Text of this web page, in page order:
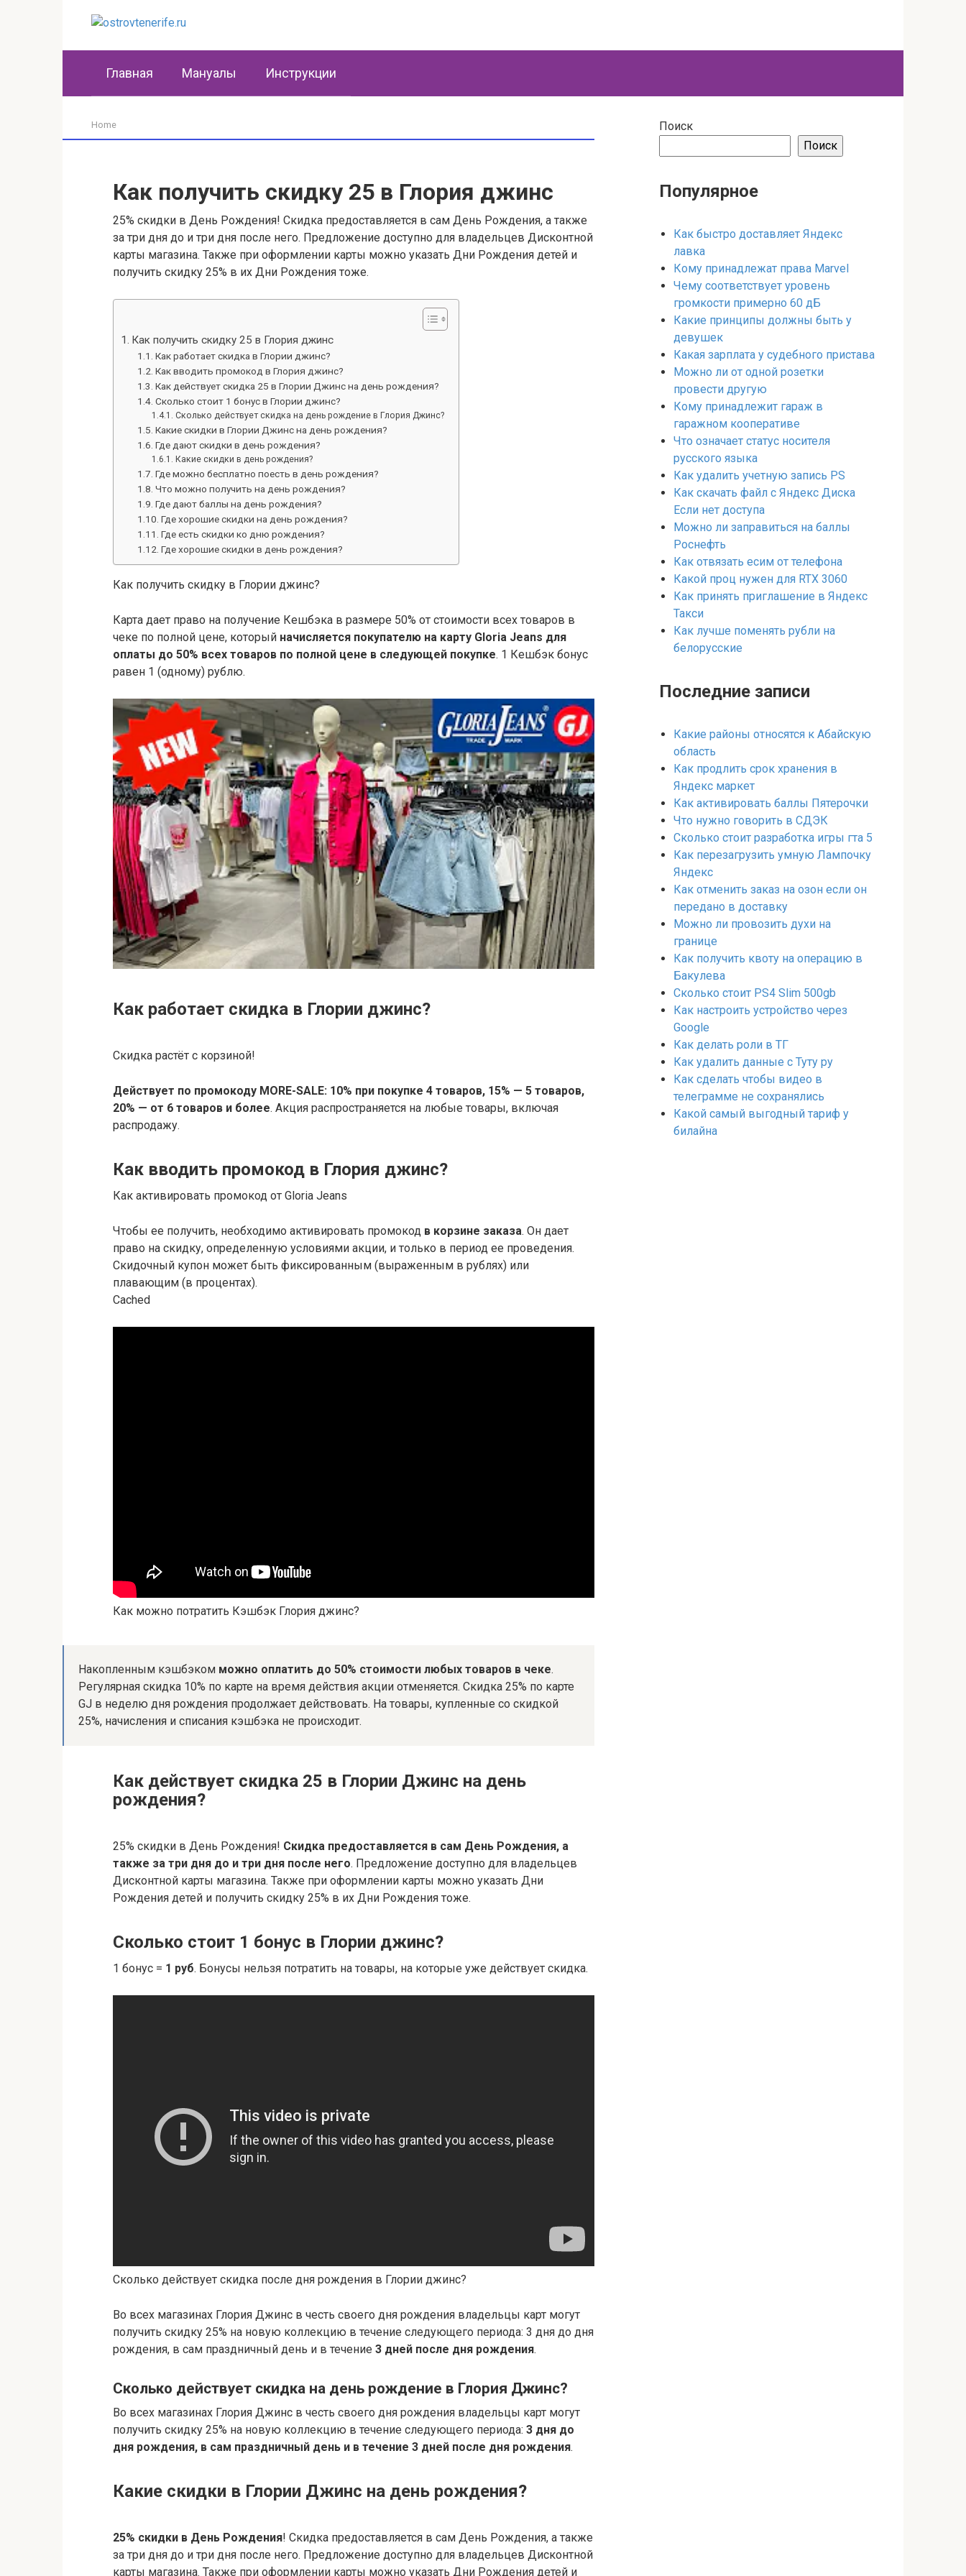
Главная Мануалы Инструкции
Home
Как получить скидку 25 в Глория джинс
25% скидки в День Рождения! Скидка предоставляется в сам День Рождения, а также
за три дня до и три дня после него. Предложение доступно для владельцев Дисконтной
карты магазина. Также при оформлении карты можно указать Дни Рождения детей и
получить скидку 25% в их Дни Рождения тоже.
Как получить скидку 25 в Глория джинс
Как работает скидка в Глории джинс?
Как вводить промокод в Глория джинс?
Как действует скидка 25 в Глории Джинс на день рождения?
Сколько стоит 1 бонус в Глории джинс?
Сколько действует скидка на день рождение в Глория Джинс?
Какие скидки в Глории Джинс на день рождения?
Где дают скидки в день рождения?
Какие скидки в день рождения?
Где можно бесплатно поесть в день рождения?
Что можно получить на день рождения?
Где дают баллы на день рождения?
Где хорошие скидки на день рождения?
Где есть скидки ко дню рождения?
Где хорошие скидки в день рождения?
Как получить скидку в Глории джинс?
Карта дает право на получение Кешбэка в размере 50% от стоимости всех товаров в
чеке по полной цене, который начисляется покупателю на карту Gloria Jeans для
оплаты до 50% всех товаров по полной цене в следующей покупке. 1 Кешбэк бонус
равен 1 (одному) рублю.
Как работает скидка в Глории джинс?
Скидка растёт с корзиной!
Действует по промокоду MORE-SALE: 10% при покупке 4 товаров, 15% — 5 товаров,
20% — от 6 товаров и более. Акция распространяется на любые товары, включая
распродажу.
Как вводить промокод в Глория джинс?
Как активировать промокод от Gloria Jeans
Чтобы ее получить, необходимо активировать промокод в корзине заказа. Он дает
право на скидку, определенную условиями акции, и только в период ее проведения.
Скидочный купон может быть фиксированным (выраженным в рублях) или
плавающим (в процентах).
Cached
Как можно потратить Кэшбэк Глория джинс?
Накопленным кэшбэком можно оплатить до 50% стоимости любых товаров в чеке.
Регулярная скидка 10% по карте на время действия акции отменяется. Скидка 25% по карте
GJ в неделю дня рождения продолжает действовать. На товары, купленные со скидкой
25%, начисления и списания кэшбэка не происходит.
Как действует скидка 25 в Глории Джинс на день
рождения?
25% скидки в День Рождения! Скидка предоставляется в сам День Рождения, а
также за три дня до и три дня после него. Предложение доступно для владельцев
Дисконтной карты магазина. Также при оформлении карты можно указать Дни
Рождения детей и получить скидку 25% в их Дни Рождения тоже.
Сколько стоит 1 бонус в Глории джинс?
1 бонус = 1 руб. Бонусы нельзя потратить на товары, на которые уже действует скидка.
Сколько действует скидка после дня рождения в Глории джинс?
Во всех магазинах Глория Джинс в честь своего дня рождения владельцы карт могут
получить скидку 25% на новую коллекцию в течение следующего периода: 3 дня до дня
рождения, в сам праздничный день и в течение 3 дней после дня рождения.
Сколько действует скидка на день рождение в Глория Джинс?
Во всех магазинах Глория Джинс в честь своего дня рождения владельцы карт могут
получить скидку 25% на новую коллекцию в течение следующего периода: 3 дня до
дня рождения, в сам праздничный день и в течение 3 дней после дня рождения.
Какие скидки в Глории Джинс на день рождения?
25% скидки в День Рождения! Скидка предоставляется в сам День Рождения, а также
за три дня до и три дня после него. Предложение доступно для владельцев Дисконтной
карты магазина. Также при оформлении карты можно указать Дни Рождения детей и
Поиск
Поиск
Популярное
Как быстро доставляет Яндекс
лавка
Кому принадлежат права Marvel
Чему соответствует уровень
громкости примерно 60 дБ
Какие принципы должны быть у
девушек
Какая зарплата у судебного пристава
Можно ли от одной розетки
провести другую
Кому принадлежит гараж в
гаражном кооперативе
Что означает статус носителя
русского языка
Как удалить учетную запись PS
Как скачать файл с Яндекс Диска
Если нет доступа
Можно ли заправиться на баллы
Роснефть
Как отвязать есим от телефона
Какой проц нужен для RTX 3060
Как принять приглашение в Яндекс
Такси
Как лучше поменять рубли на
белорусские
Последние записи
Какие районы относятся к Абайскую
область
Как продлить срок хранения в
Яндекс маркет
Как активировать баллы Пятерочки
Что нужно говорить в СДЭК
Сколько стоит разработка игры гта 5
Как перезагрузить умную Лампочку
Яндекс
Как отменить заказ на озон если он
передано в доставку
Можно ли провозить духи на
границе
Как получить квоту на операцию в
Бакулева
Сколько стоит PS4 Slim 500gb
Как настроить устройство через
Google
Как делать роли в ТГ
Как удалить данные с Туту ру
Как сделать чтобы видео в
телеграмме не сохранялись
Какой самый выгодный тариф у
билайна